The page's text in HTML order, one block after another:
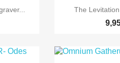

The Levitation